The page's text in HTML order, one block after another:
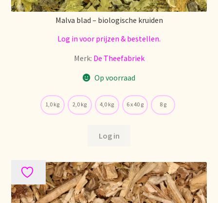
Welcome to our Tea Wholesale business!
Willkommen in unserem Teegroßhandel!
Malva blad – biologische kruiden
Log in voor prijzen & bestellen.
Merk: De Theefabriek
Op voorraad
1,0 kg 2,0 kg 4,0 kg 6 x 40 g 8 g
Log in